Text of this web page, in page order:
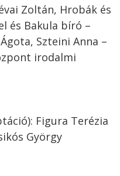
Zoltán, Hrobák és
és Bakula bíró –
Szteini Anna –
irodalmi
Figura Terézia
György